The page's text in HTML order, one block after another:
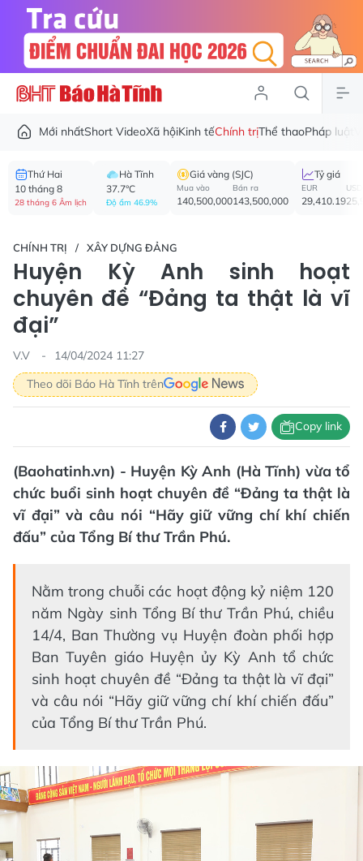
Mới nhấtShort VideoXã hộiKinh tếChính trịThể thaoPháp luật
Thứ Hai
10 tháng 8
28 tháng 6 Âm lịch
Hà Tĩnh
37.7°C
Độ ẩm 46.9%
Giá vàng (SJC)
Mua vào
140,500,000
Bán ra
143,500,000
Tỷ giá
EUR
29,410.19
USD
CHÍNH TRỊ XÂY DỰNG ĐẢNG
Huyện Kỳ Anh sinh hoạt
chuyên đề “Đảng ta thật là vĩ
đại”
V.V
14/04/2024 11:27
Theo dõi Báo Hà Tĩnh trên
Copy link
(Baohatinh.vn) - Huyện Kỳ Anh (Hà Tĩnh) vừa tổ
chức buổi sinh hoạt chuyên đề “Đảng ta thật là
vĩ đại” và câu nói “Hãy giữ vững chí khí chiến
đấu” của Tổng Bí thư Trần Phú.
Nằm trong chuỗi các hoạt động kỷ niệm 120
năm Ngày sinh Tổng Bí thư Trần Phú, chiều
14/4, Ban Thường vụ Huyện đoàn phối hợp
Ban Tuyên giáo Huyện ủy Kỳ Anh tổ chức
sinh hoạt chuyên đề “Đảng ta thật là vĩ đại”
và câu nói “Hãy giữ vững chí khí chiến đấu”
của Tổng Bí thư Trần Phú.